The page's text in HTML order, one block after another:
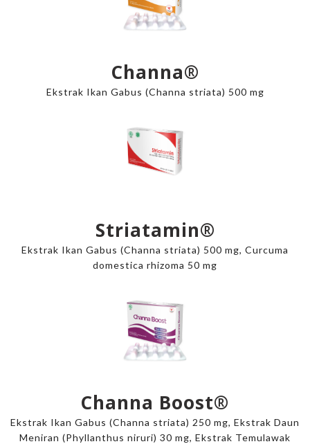
Channa®
Ekstrak Ikan Gabus (Channa striata) 500 mg
Striatamin®
Ekstrak Ikan Gabus (Channa striata) 500 mg, Curcuma
domestica rhizoma 50 mg
Channa Boost®
Ekstrak Ikan Gabus (Channa striata) 250 mg, Ekstrak Daun
Meniran (Phyllanthus niruri) 30 mg, Ekstrak Temulawak